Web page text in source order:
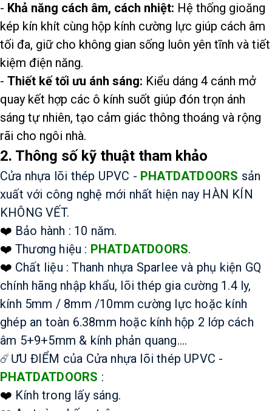
- Khả năng cách âm, cách nhiệt: Hệ thống gioăng
kép kín khít cùng hộp kính cường lực giúp cách âm
tối đa, giữ cho không gian sống luôn yên tĩnh và tiết
kiệm điện năng.
- Thiết kế tối ưu ánh sáng: Kiểu dáng 4 cánh mở
quay kết hợp các ô kính suốt giúp đón trọn ánh
sáng tự nhiên, tạo cảm giác thông thoáng và rộng
rãi cho ngôi nhà.
2. Thông số kỹ thuật tham khảo
Cửa nhựa lõi thép UPVC - PHATDATDOORS sản
xuất với công nghệ mới nhất hiện nay HÀN KÍN
KHÔNG VẾT.
❤️ Bảo hành : 10 năm.
❤️ Thương hiệu : PHATDATDOORS.
❤️ Chất liệu : Thanh nhựa Sparlee và phụ kiện GQ
chính hãng nhập khẩu, lõi thép gia cường 1.4 ly,
kính 5mm / 8mm /10mm cường lực hoặc kính
ghép an toàn 6.38mm hoặc kính hộp 2 lớp cách
âm 5+9+5mm & kính phản quang….
PHATDATDOORS :
❤️ Kính trong lấy sáng.